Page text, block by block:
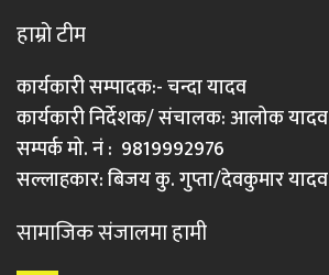
हाम्रो टीम
कार्यकारी सम्पादक:- चन्दा यादव
कार्यकारी निर्देशक/ संचालक: आलोक यादव
सम्पर्क मो. नं : 9819992976
सल्लाहकार: बिजय कु. गुप्ता/देवकुमार यादव
सामाजिक संजालमा हामी